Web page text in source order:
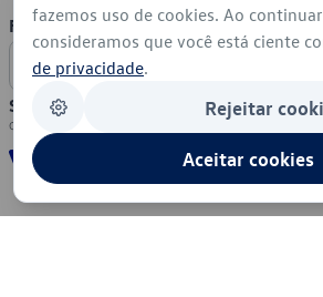
Formas de Pagamento
Segurança
fazemos uso de cookies. Ao
consideramos que você está ciente
de privacidade.
Rejeitar
Aceitar cookies